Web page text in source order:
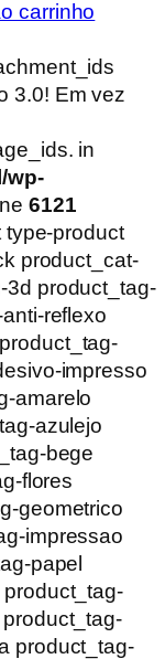
carrinho
3.0! Em vez
in
wp-
6121
type-product
product_cat-
3d product_tag-
reflexo
impresso
amarelo
azulejo
bege
flores
geometrico
impressao
papel
product_tag-